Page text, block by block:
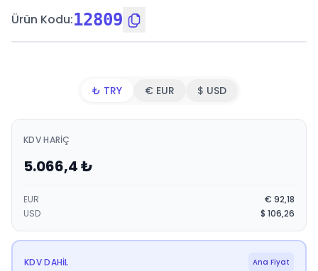
Ürün Kodu:12809
₺ TRY € EUR $ USD
KDV HARIÇ
5.066,4₺
EUR € 92,18
USD
$ 106,26
KDV DAHIL Ana Fiyat